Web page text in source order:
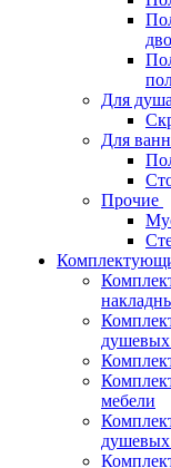
Для душа
Для
Прочие
мебели